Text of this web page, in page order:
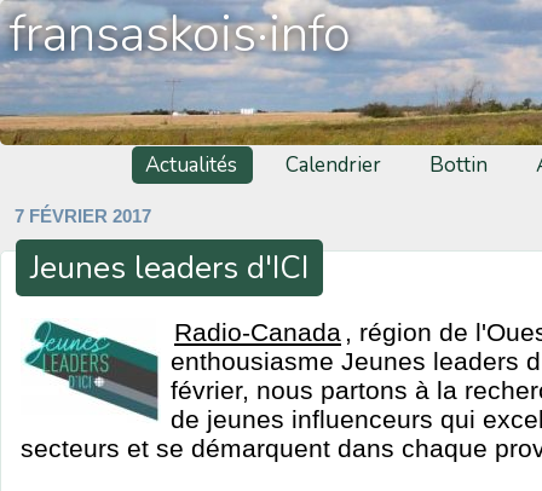
fransaskois·info
Actualités Calendrier Bottin
7 FÉVRIER 2017
Jeunes leaders d'ICI
Radio-Canada , région de
enthousiasme Jeunes leaders
février, nous partons à la
de jeunes influenceurs qui
secteurs et se démarquent dans chaque